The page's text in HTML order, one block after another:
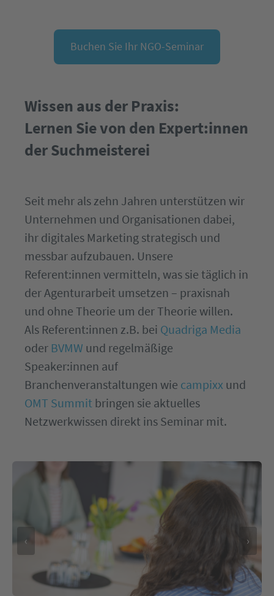
Buchen Sie Ihr NGO-Seminar
Wissen aus der Praxis:
Lernen Sie von den Expert:innen
der Suchmeisterei
Seit mehr als zehn Jahren unterstützen wir
Unternehmen und Organisationen dabei,
ihr digitales Marketing strategisch und
messbar aufzubauen. Unsere
Referent:innen vermitteln, was sie täglich in
der Agenturarbeit umsetzen – praxisnah
und ohne Theorie um der Theorie willen.
Als Referent:innen z.B. bei Quadriga Media
oder BVMW und regelmäßige
Speaker:innen auf
Branchenveranstaltungen wie campixx und
OMT Summit bringen sie aktuelles
Netzwerkwissen direkt ins Seminar mit.
‹ ›